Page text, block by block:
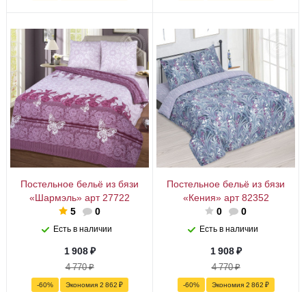
Постельное бельё из бязи
«Шармэль» арт 27722
5
0
Есть в наличии
1 908₽
4 770₽
-60% Экономия 2 862 ₽
Постельное бельё из бязи
«Кения» арт 82352
0
0
Есть в наличии
1 908₽
4 770₽
-60% Экономия 2 862 ₽